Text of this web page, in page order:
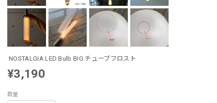
NOSTALGIA LED Bulb BIG チューブフロスト
¥3,190
数量